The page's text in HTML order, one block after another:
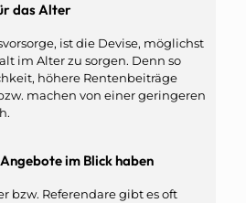
das Alter
ist die Devise, möglichst
im Alter zu sorgen. Denn so
höhere Rentenbeiträge
machen von einer geringeren
im Blick haben
bzw. Referendare gibt es oft